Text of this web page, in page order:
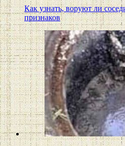
Как узнать, воруют ли
признаков